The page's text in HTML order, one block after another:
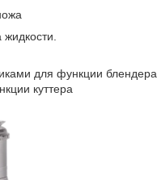
для функции блендера
куттера